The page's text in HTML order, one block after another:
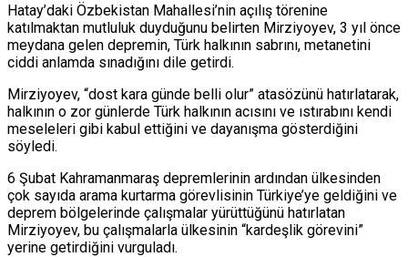
Hatay’daki Özbekistan Mahallesi’nin açılış törenine
katılmaktan mutluluk duyduğunu belirten Mirziyoyev, 3 yıl önce
meydana gelen depremin, Türk halkının sabrını, metanetini
ciddi anlamda sınadığını dile getirdi.
Mirziyoyev, “dost kara günde belli olur” atasözünü hatırlatarak,
halkının o zor günlerde Türk halkının acısını ve ıstırabını kendi
meseleleri gibi kabul ettiğini ve dayanışma gösterdiğini
söyledi.
6 Şubat Kahramanmaraş depremlerinin ardından ülkesinden
çok sayıda arama kurtarma görevlisinin Türkiye’ye geldiğini ve
deprem bölgelerinde çalışmalar yürüttüğünü hatırlatan
Mirziyoyev, bu çalışmalarla ülkesinin “kardeşlik görevini”
yerine getirdiğini vurguladı.